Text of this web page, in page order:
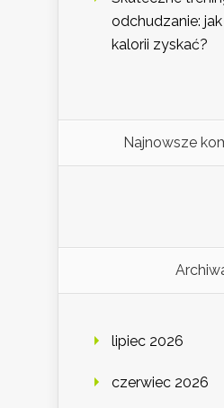
odchudzanie:
kalorii zyskać?
Najnowsze
lipiec 2026
czerwiec 2026